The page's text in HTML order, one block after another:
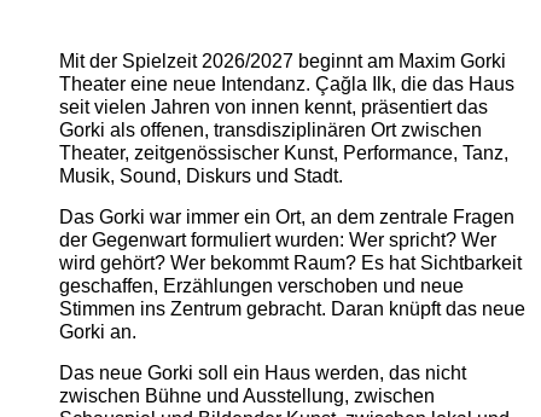
Mit der Spielzeit 2026/2027 beginnt am Maxim Gorki
Theater eine neue Intendanz. Çağla Ilk, die das Haus
seit vielen Jahren von innen kennt, präsentiert das
Gorki als offenen, transdisziplinären Ort zwischen
Theater, zeitgenössischer Kunst, Performance, Tanz,
Musik, Sound, Diskurs und Stadt.
Das Gorki war immer ein Ort, an dem zentrale Fragen
der Gegenwart formuliert wurden: Wer spricht? Wer
wird gehört? Wer bekommt Raum? Es hat Sichtbarkeit
geschaffen, Erzählungen verschoben und neue
Stimmen ins Zentrum gebracht. Daran knüpft das neue
Gorki an.
Das neue Gorki soll ein Haus werden, das nicht
zwischen Bühne und Ausstellung, zwischen